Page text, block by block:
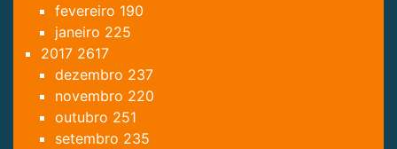
fevereiro 190
janeiro 225
2017 2617
dezembro 237
novembro 220
outubro 251
setembro 235